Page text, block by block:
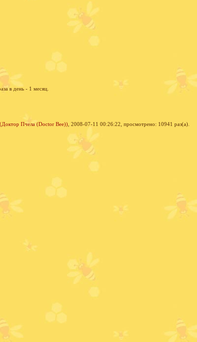
в день - 1 месяц.
Пчела (Doctor Bee)) , 2008-07-11 00:26:22, просмотрено: 10941 раз(а).